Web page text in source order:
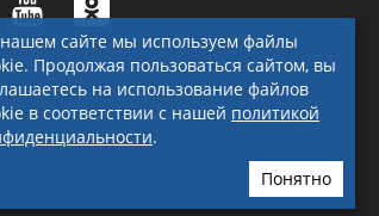
сайте мы используем файлы
Продолжая пользоваться сайтом, вы
на использование файлов
в соответствии с нашей политикой
.
Понятно